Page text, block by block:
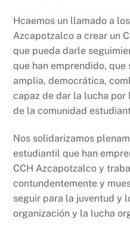
Hcaemos un llamado a
Azcapotzalco a crear un
que pueda darle
que han emprendido, que
amplia, democrática,
capaz de dar la lucha por
de la comunidad
Nos solidarizamos
estudiantil que han
CCH Azcapotzalco y
contundentemente y
seguir para la juventud y
organización y la lucha